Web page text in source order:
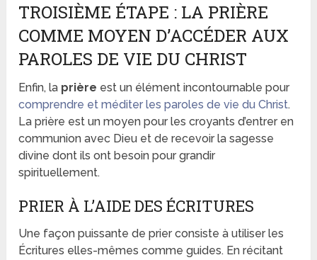
TROISIÈME ÉTAPE : LA PRIÈRE
COMME MOYEN D’ACCÉDER AUX
PAROLES DE VIE DU CHRIST
Enfin, la prière est un élément incontournable pour
comprendre et méditer les paroles de vie du Christ.
La prière est un moyen pour les croyants d’entrer en
communion avec Dieu et de recevoir la sagesse
divine dont ils ont besoin pour grandir
spirituellement.
PRIER À L’AIDE DES ÉCRITURES
Une façon puissante de prier consiste à utiliser les
Écritures elles-mêmes comme guides. En récitant